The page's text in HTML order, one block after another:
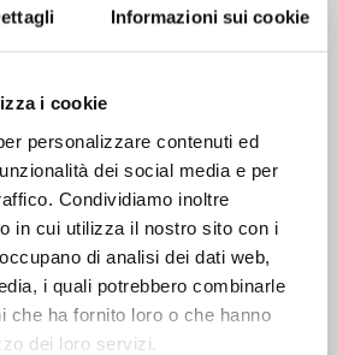
Informazioni sui cookie
i cookie
personalizzare contenuti ed
dei social media e per
Condividiamo inoltre
in cui utilizza il nostro sito con i
di analisi dei dati web,
i quali potrebbero combinarle
che ha fornito loro o che hanno
dei loro servizi.
di carta per pallet che
di plastica; RetortPouch
monomateriale che
un'economia circolare e